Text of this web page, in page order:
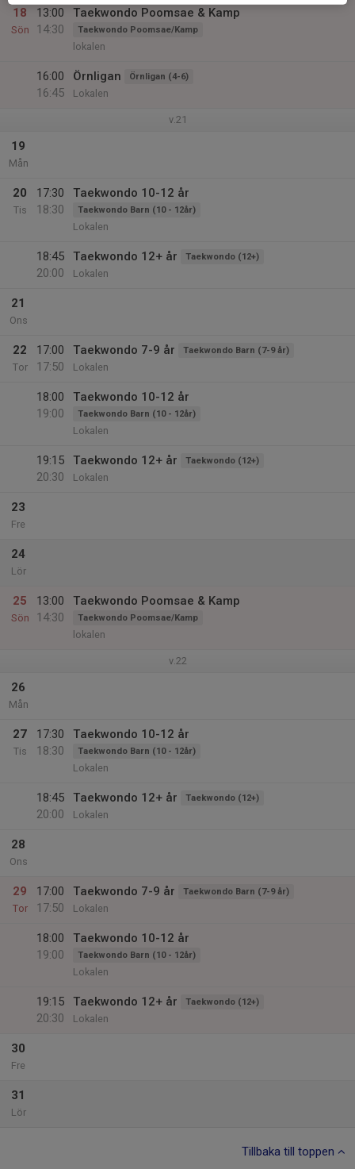
18
Sön
13:00
14:30
Taekwondo Poomsae & Kamp
Taekwondo Poomsae/Kamp
lokalen
16:00
16:45
Örnligan Örnligan (4-6)
Lokalen
v.21
19
Mån
20
Tis
17:30
18:30
Taekwondo 10-12 år
Taekwondo Barn (10 - 12år)
Lokalen
18:45
20:00
Taekwondo 12+ år Taekwondo (12+)
Lokalen
21
Ons
22
Tor
17:00
17:50
Taekwondo 7-9 år Taekwondo Barn (7-9 år)
Lokalen
18:00
19:00
Taekwondo 10-12 år
Taekwondo Barn (10 - 12år)
Lokalen
19:15
20:30
Taekwondo 12+ år Taekwondo (12+)
Lokalen
23
Fre
24
Lör
25
Sön
13:00
14:30
Taekwondo Poomsae & Kamp
Taekwondo Poomsae/Kamp
lokalen
v.22
26
Mån
27
Tis
17:30
18:30
Taekwondo 10-12 år
Taekwondo Barn (10 - 12år)
Lokalen
18:45
20:00
Taekwondo 12+ år Taekwondo (12+)
Lokalen
28
Ons
29
Tor
17:00
17:50
Taekwondo 7-9 år Taekwondo Barn (7-9 år)
Lokalen
18:00
19:00
Taekwondo 10-12 år
Taekwondo Barn (10 - 12år)
Lokalen
19:15
20:30
Taekwondo 12+ år Taekwondo (12+)
Lokalen
30
Fre
31
Lör
Tillbaka till toppen